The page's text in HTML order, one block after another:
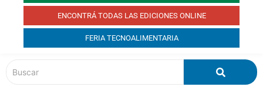
ENCONTRÁ TODAS LAS EDICIONES ONLINE
FERIA TECNOALIMENTARIA